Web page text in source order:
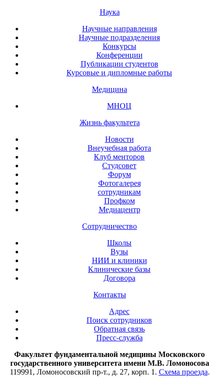
Наука
Научные направления
Научные подразделения
Конкурсы
Конференции
Публикации студентов
Курсовые и дипломные работы
Медицина
МНОЦ
Жизнь факультета
Новости
Внеучебная работа
Клуб менторов
Студсовет
Форум
Фотогалерея
сотрудникам
Профком
Медиацентр
Сотрудничество
Школы
Вузы
НИИ и клиники
Клинические базы
Договора
Контакты
Адрес
Поиск сотрудников
Обратная связь
Пресс-служба
Факультет фундаментальной медицины Московского
государственного университета имени М.В. Ломоносова
119991, Ломоносовский пр-т., д. 27, корп. 1. Схема проезда.